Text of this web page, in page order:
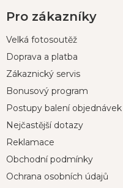
Pro zákazníky
Velká fotosoutěž
Doprava a platba
Zákaznický servis
Bonusový program
Postupy balení objednávek
Nejčastější dotazy
Reklamace
Obchodní podmínky
Ochrana osobních údajů